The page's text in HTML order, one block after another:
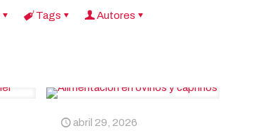
Tags Autores
abril 29, 2026